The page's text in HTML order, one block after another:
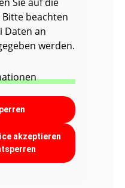
beachten
Daten an
werden.
akzeptieren